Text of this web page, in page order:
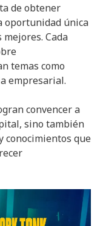
de obtener
oportunidad única
Cada
temas como
empresarial.
convencer a
sino también
conocimientos que